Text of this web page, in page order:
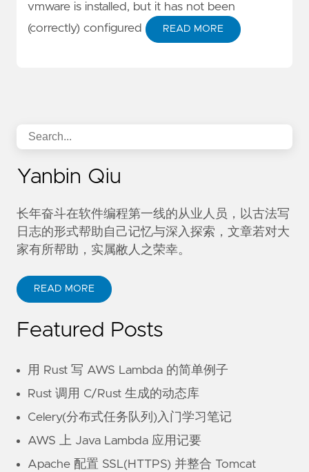
vmware is installed, but it has not been
(correctly) configured
READ MORE
Yanbin Qiu
长年奋斗在软件编程第一线的从业人员，以古法写
日志的形式帮助自己记忆与深入探索，文章若对大
家有所帮助，实属敝人之荣幸。
READ MORE
Featured Posts
用 Rust 写 AWS Lambda 的简单例子
Rust 调用 C/Rust 生成的动态库
Celery(分布式任务队列)入门学习笔记
AWS 上 Java Lambda 应用记要
Apache 配置 SSL(HTTPS) 并整合 Tomcat